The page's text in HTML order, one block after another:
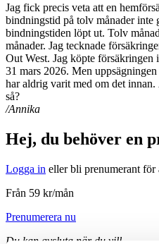
Jag fick precis veta att en
bindningstid på tolv månader inte
bindningstiden löpt ut. Tolv
månader. Jag teck­nade
Out West. Jag köpte
31 mars 2026. Men
har aldrig varit med om det
så?
/Annika
Hej, du behöver en
Logga in eller bli prenumerant för
Från 59 kr/mån
Prenumerera nu
Du kan avsluta när du vill.